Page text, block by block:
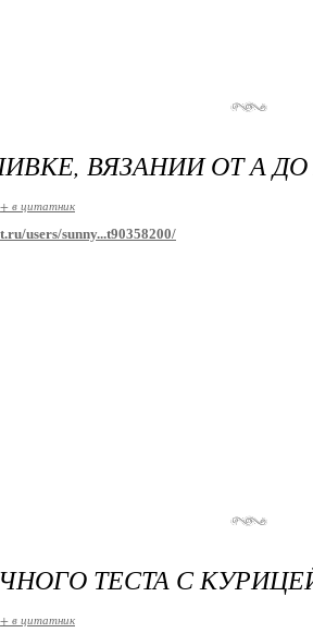
ВЯЗАНИИ ОТ А ДО
+ в цитатник
users/sunny...t90358200/
ТЕСТА С
+ в цитатник